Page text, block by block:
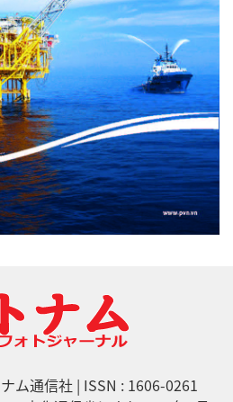
ム通信社 | ISSN : 1606-0261